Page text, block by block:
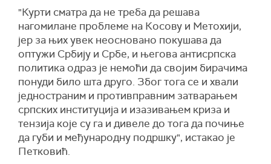
"Курти сматра да не треба да решава
нагомилане проблеме на Косову и Метохији,
јер за њих увек неосновано покушава да
оптужи Србију и Србе, и његова антисрпска
политика одраз је немоћи да својим бирачима
понуди било шта друго. Због тога се и хвали
једностраним и противправним затварањем
српских институција и изазивањем криза и
тензија које су га и дивеле до тога да почиње
да губи и међународну подршку", истакао је
Петковић.